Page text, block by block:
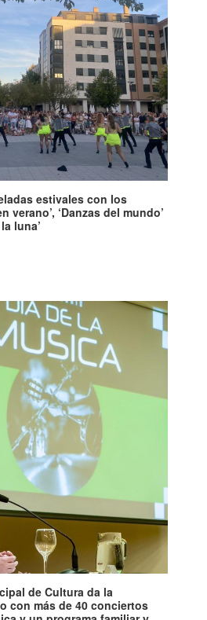
estivales con los
verano’, ‘Danzas del mundo’
luna’
de Cultura da la
con más de 40 conciertos